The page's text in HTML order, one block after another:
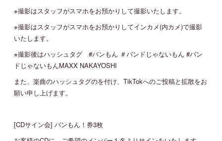
※撮影はスタッフがスマホをお預かりして撮影いたします。
※撮影はスタッフがスマホをお預かりしてインカメ(内カメ)で撮影
いたします。
※撮影後はハッシュタグ #バンもん ＃バンドじゃないもん #バン
ドじゃないもんMAXX NAKAYOSHI
また、楽曲のハッシュタグのを付け、TikTokへのご投稿と拡散をお
願い申し上げます。
[CDサイン会] バンもん！券3枚